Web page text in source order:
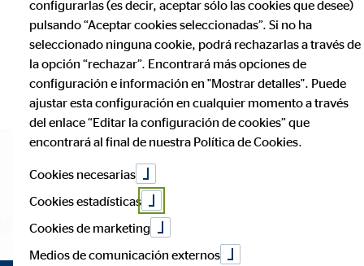
configurarlas (es decir, aceptar sólo las cookies que desee)
pulsando “Aceptar cookies seleccionadas”. Si no ha
seleccionado ninguna cookie, podrá rechazarlas a través de
la opción “rechazar”. Encontrará más opciones de
configuración e información en "Mostrar detalles". Puede
ajustar esta configuración en cualquier momento a través
del enlace “Editar la configuración de cookies” que
encontrará al final de nuestra Política de Cookies.
Cookies necesarias
Cookies estadísticas
Cookies de marketing
Medios de comunicación externos